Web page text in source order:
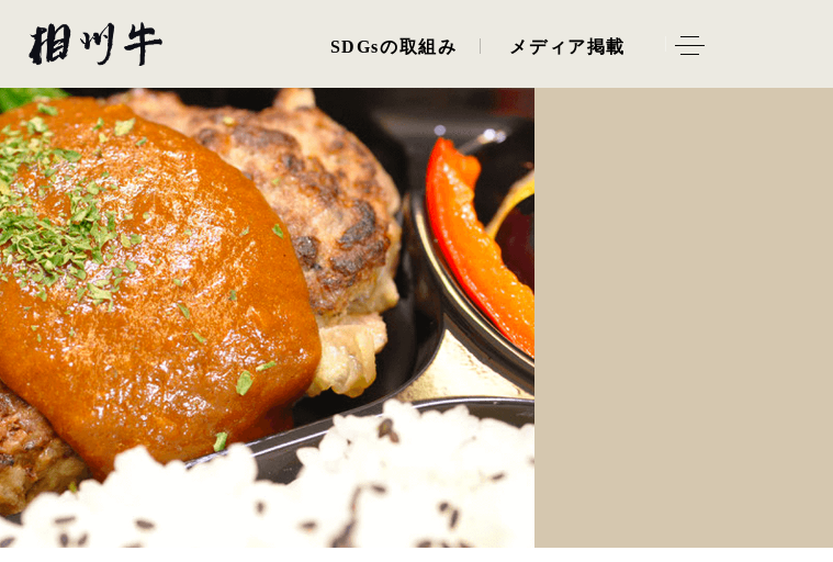
SDGsの取組み メディア掲載